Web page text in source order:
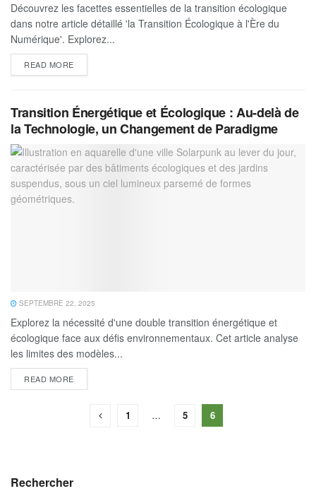
Découvrez les facettes essentielles de la transition écologique
dans notre article détaillé 'la Transition Écologique à l'Ère du
Numérique'. Explorez...
READ MORE
Transition Énergétique et Écologique : Au-delà de
la Technologie, un Changement de Paradigme
SEPTEMBRE 22, 2025
Explorez la nécessité d'une double transition énergétique et
écologique face aux défis environnementaux. Cet article analyse
les limites des modèles...
READ MORE
1 … 5 6
Rechercher